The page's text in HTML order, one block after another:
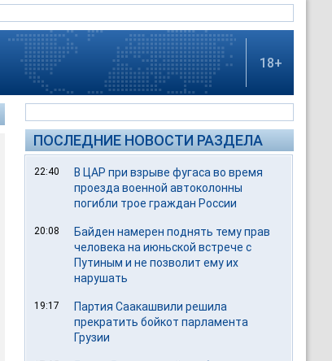
18+
ПОСЛЕДНИЕ НОВОСТИ РАЗДЕЛА
22:40
В ЦАР при взрыве фугаса во время
проезда военной автоколонны
погибли трое граждан России
20:08
Байден намерен поднять тему прав
человека на июньской встрече с
Путиным и не позволит ему их
нарушать
19:17
Партия Саакашвили решила
прекратить бойкот парламента
Грузии